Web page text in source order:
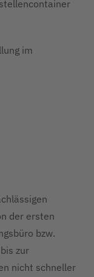
im
der ersten
bzw.
zur
nicht schneller